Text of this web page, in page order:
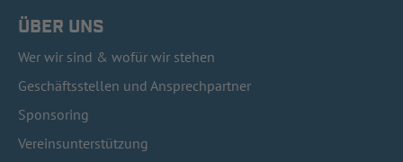
ÜBER UNS
Wer wir sind & wofür wir stehen
Geschäftsstellen und Ansprechpartner
Sponsoring
Vereinsunterstützung